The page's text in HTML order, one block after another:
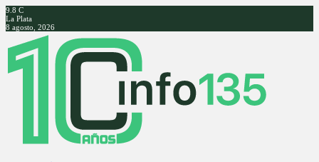
9.8 C
La Plata
8 agosto, 2026
Facebook
Twitter
Instagram
Youtube